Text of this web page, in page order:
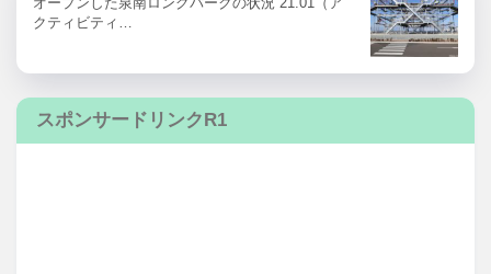
クティビティ…
スポンサードリンクR1